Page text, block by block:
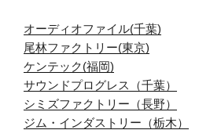
オーディオファイル(千葉)
尾林ファクトリー(東京)
ケンテック(福岡)
サウンドプログレス（千葉）
シミズファクトリー（長野）
ジム・インダストリー（栃木）